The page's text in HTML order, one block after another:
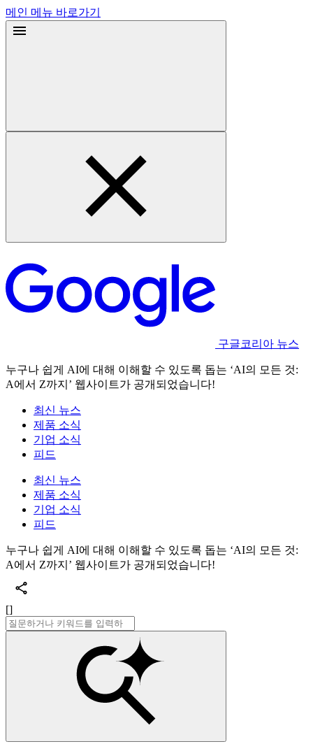
메인 메뉴 바로가기
구글코리아 뉴스
누구나 쉽게 AI에 대해 이해할 수 있도록 돕는 ‘AI의 모든 것:
A에서 Z까지’ 웹사이트가 공개되었습니다!
최신 뉴스
제품 소식
기업 소식
피드
최신 뉴스
제품 소식
기업 소식
피드
누구나 쉽게 AI에 대해 이해할 수 있도록 돕는 ‘AI의 모든 것:
A에서 Z까지’ 웹사이트가 공개되었습니다!
[]